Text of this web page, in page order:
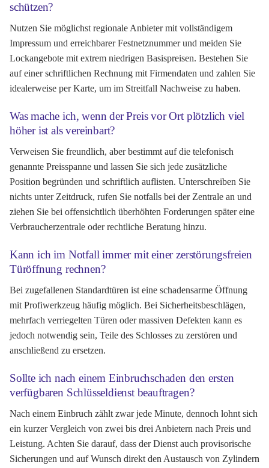
schützen?
Nutzen Sie möglichst regionale Anbieter mit vollständigem
Impressum und erreichbarer Festnetznummer und meiden Sie
Lockangebote mit extrem niedrigen Basispreisen. Bestehen Sie
auf einer schriftlichen Rechnung mit Firmendaten und zahlen Sie
idealerweise per Karte, um im Streitfall Nachweise zu haben.
Was mache ich, wenn der Preis vor Ort plötzlich viel
höher ist als vereinbart?
Verweisen Sie freundlich, aber bestimmt auf die telefonisch
genannte Preisspanne und lassen Sie sich jede zusätzliche
Position begründen und schriftlich auflisten. Unterschreiben Sie
nichts unter Zeitdruck, rufen Sie notfalls bei der Zentrale an und
ziehen Sie bei offensichtlich überhöhten Forderungen später eine
Verbraucherzentrale oder rechtliche Beratung hinzu.
Kann ich im Notfall immer mit einer zerstörungsfreien
Türöffnung rechnen?
Bei zugefallenen Standardtüren ist eine schadensarme Öffnung
mit Profiwerkzeug häufig möglich. Bei Sicherheitsbeschlägen,
mehrfach verriegelten Türen oder massiven Defekten kann es
jedoch notwendig sein, Teile des Schlosses zu zerstören und
anschließend zu ersetzen.
Sollte ich nach einem Einbruchschaden den ersten
verfügbaren Schlüsseldienst beauftragen?
Nach einem Einbruch zählt zwar jede Minute, dennoch lohnt sich
ein kurzer Vergleich von zwei bis drei Anbietern nach Preis und
Leistung. Achten Sie darauf, dass der Dienst auch provisorische
Sicherungen und auf Wunsch direkt den Austausch von Zylindern